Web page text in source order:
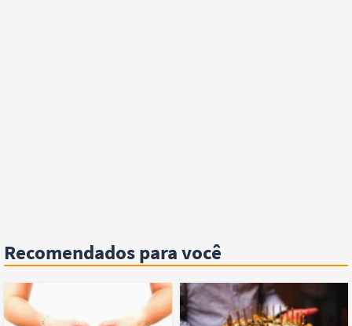
Recomendados para você